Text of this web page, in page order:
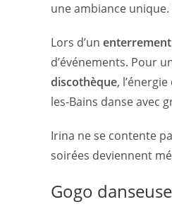
une ambiance
Lors d’un
d’événements. Pour
discothèque,
les-Bains danse avec
Irina ne se contente
soirées deviennent
Gogo